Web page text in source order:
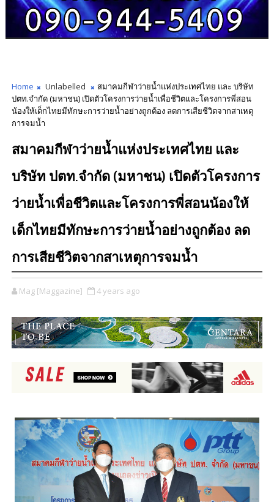
Home Unlabelled
สมาคมกีฬาว่ายน้ำแห่งประเทศไทย และ บริษัท
ปตท.จำกัด (มหาชน)​ เปิดตัวโครงการว่ายน้ำเพื่อชีวิตและโครงการพี่สอน
น้องให้เด็กไทยมีทักษะการว่ายน้ำอย่างถูกต้อง ลดการเสียชีวิตจากสาเหตุ
การจมน้ำ
สมาคมกีฬาว่ายน้ำแห่งประเทศไทย และ
บริษัท ปตท.จำกัด (มหาชน)​ เปิดตัวโครงการ
ว่ายน้ำเพื่อชีวิตและโครงการพี่สอนน้องให้
เด็กไทยมีทักษะการว่ายน้ำอย่างถูกต้อง ลด
การเสียชีวิตจากสาเหตุการจมน้ำ
Mag [Maggazine] 4 years ago